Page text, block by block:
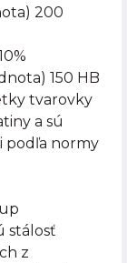
200
150 HB
tvarovky
a sú
podľa normy
stálosť
z